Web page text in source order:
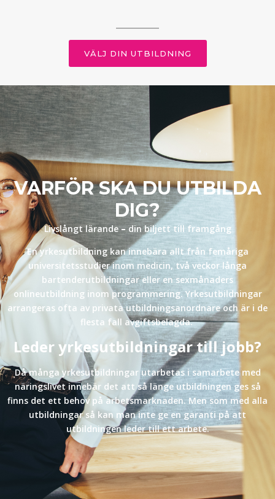
VÄLJ DIN UTBILDNING
VARFÖR SKA DU UTBILDA
DIG?
Livslångt lärande–din biljett till framgång
En yrkesutbildning kan innebära allt från femåriga
universitetsstudier inom medicin, två veckor långa
bartenderutbildningar eller en sexmånaders
onlineutbildning inom programmering. Yrkesutbildningar
arrangeras ofta av privata utbildningsanordnare och är i de
flesta fall avgiftsbelagda.
Leder yrkesutbildningar till jobb?
Då många yrkesutbildningar utarbetas i samarbete med
näringslivet innebär det att så länge utbildningen ges så
finns det ett behov på arbetsmarknaden. Men som med alla
utbildningar så kan man inte ge en garanti på att
utbildningen leder till ett arbete.